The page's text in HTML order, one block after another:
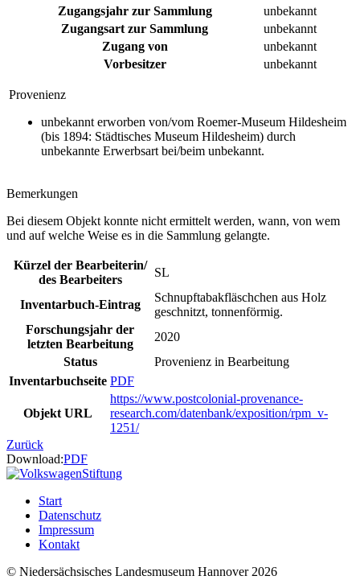
Zugangsjahr zur Sammlung
unbekannt
Zugangsart zur Sammlung
unbekannt
Zugang von
unbekannt
Vorbesitzer
unbekannt
Provenienz
unbekannt erworben von/vom Roemer-Museum Hildesheim
(bis 1894: Städtisches Museum Hildesheim) durch
unbekannte Erwerbsart bei/beim unbekannt.
Bemerkungen
Bei diesem Objekt konnte nicht ermittelt werden, wann, von wem
und auf welche Weise es in die Sammlung gelangte.
Kürzel der Bearbeiterin/
des Bearbeiters
SL
Inventarbuch-Eintrag
Schnupftabakfläschchen aus Holz
geschnitzt, tonnenförmig.
Forschungsjahr der
letzten Bearbeitung
2020
Status
Provenienz in Bearbeitung
Inventarbuchseite PDF
Objekt URL
https://www.postcolonial-provenance-
research.com/datenbank/exposition/rpm_v-
1251/
Zurück
Download:PDF
Start
Datenschutz
Impressum
Kontakt
© Niedersächsisches Landesmuseum Hannover 2026